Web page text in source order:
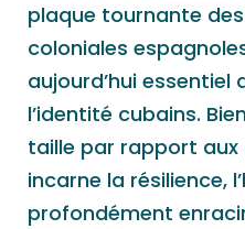
plaque tournante
coloniales
aujourd’hui
l’identité cubains.
taille par rapport aux
incarne la résilience,
profondément